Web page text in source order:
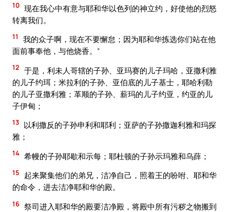
10 现在我心中有意与耶和华以色列的神立约，好使他的烈怒
转离我们。
11
我的众子啊，现在不要懈怠；因为耶和华拣选你们站在他
面前事奉他，与他烧香。”
12 于是，利未人哥辖的子孙、亚玛赛的儿子玛哈，亚撒利雅
的儿子约珥；米拉利的子孙、亚伯底的儿子基士，耶哈利勒
的儿子亚撒利雅；革顺的子孙、薪玛的儿子约亚，约亚的儿
子伊甸；
13 以利撒反的子孙申利和耶利；亚萨的子孙撒迦利雅和玛探
雅；
14 希幔的子孙耶歇和示每；耶杜顿的子孙示玛雅和乌薛；
15
起来聚集他们的弟兄，洁净自己，照着王的吩咐、耶和华
的命令，进去洁净耶和华的殿。
16 祭司进入耶和华的殿要洁净殿，将殿中所有污秽之物搬到